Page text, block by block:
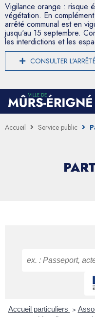
Vigilance orange : risque
végétation. En
arrêté communal est en
jusqu'au 15 septembre.
les interdictions et les
CONSULTER
Accueil Service public
Accueil particuliers >